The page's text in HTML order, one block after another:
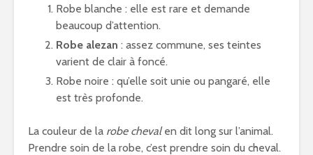
Robe blanche : elle est rare et demande
beaucoup d’attention.
Robe alezan : assez commune, ses teintes
varient de clair à foncé.
Robe noire : qu’elle soit unie ou pangaré, elle
est très profonde.
La couleur de la robe chevalen dit long sur l’animal.
Prendre soin de la robe, c’est prendre soin du cheval.